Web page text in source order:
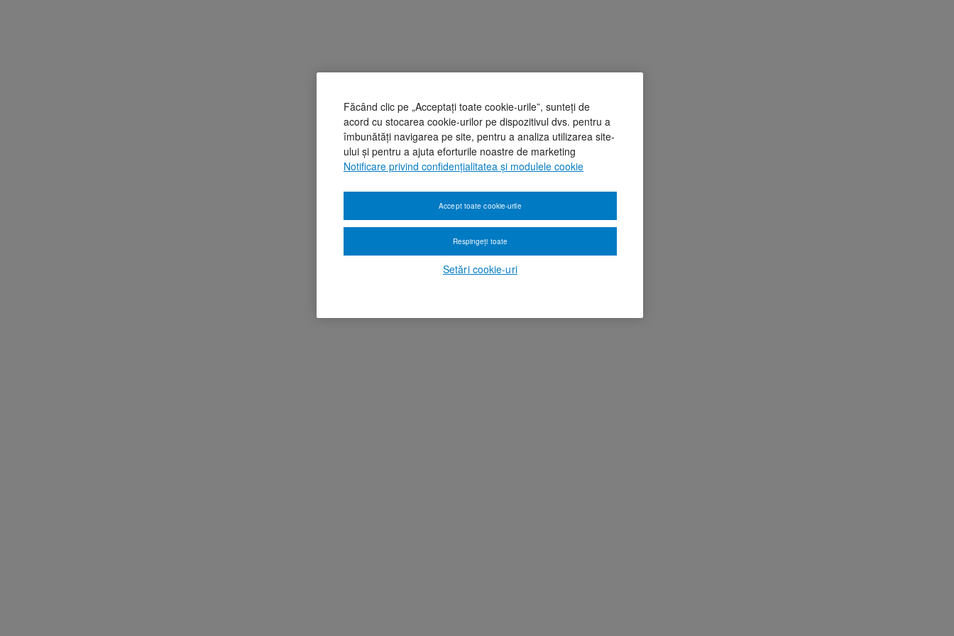
Făcând clic pe „Acceptați toate cookie-urile”, sunteți de
acord cu stocarea cookie-urilor pe dispozitivul dvs. pentru a
îmbunătăți navigarea pe site, pentru a analiza utilizarea site-
ului și pentru a ajuta eforturile noastre de marketing
Notificare privind confidențialitatea și modulele cookie
Setări cookie-uri
Respingeți toate
Accept toate cookie-urile